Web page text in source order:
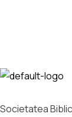
Societatea